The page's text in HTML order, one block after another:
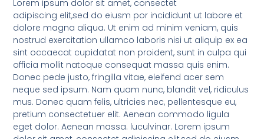
Lorem ipsum dolor sit amet, consectet
adipiscing elit,sed do eiusm por incididunt ut labore et
dolore magna aliqua. Ut enim ad minim veniam, quis
nostrud exercitation ullamco laboris nisi ut aliquip ex ea
sint occaecat cupidatat non proident, sunt in culpa qui
officia mollit natoque consequat massa quis enim.
Donec pede justo, fringilla vitae, eleifend acer sem
neque sed ipsum. Nam quam nunc, blandit vel, ridiculus
mus. Donec quam felis, ultricies nec, pellentesque eu,
pretium consectetuer elit. Aenean commodo ligula
eget dolor. Aenean massa. luculvinar. Lorem ipsum